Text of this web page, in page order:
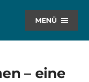
MENÜ
– eine